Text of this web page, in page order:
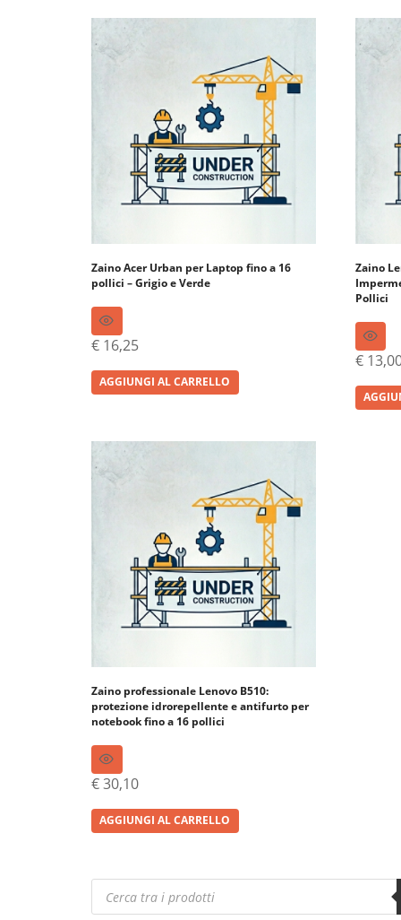
Zaino Acer Urban per Laptop fino a 16
pollici – Grigio e Verde
€ 16,25
AGGIUNGI AL CARRELLO
Zaino
Pollici
€
Zaino professionale Lenovo B510:
protezione idrorepellente e antifurto per
notebook fino a 16 pollici
€30,10
AGGIUNGI AL CARRELLO
Products
search